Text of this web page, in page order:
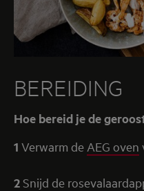
BEREIDING
Hoe bereid je de
1 Verwarm de AEG oven
2 Snijd de